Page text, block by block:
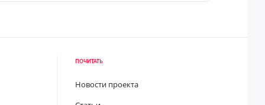
ПОЧИТАТЬ
Новости проекта